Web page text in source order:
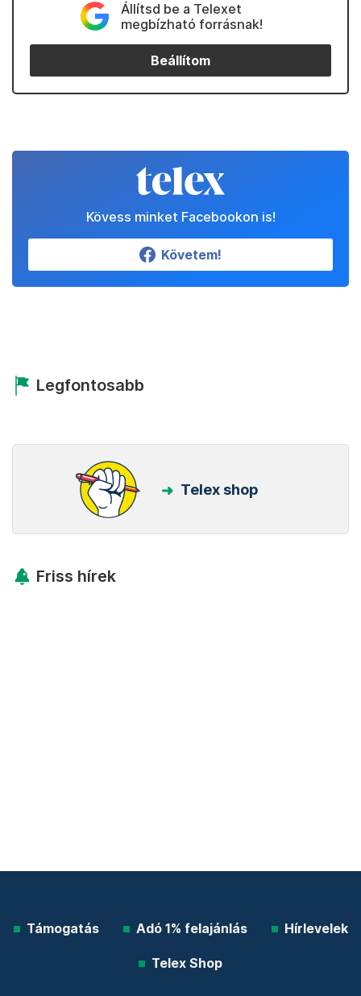
Állítsd be a Telexet
megbízható forrásnak!
Beállítom
Kövess minket Facebookon is!
Követem!
Legfontosabb
Telex shop
Friss hírek
Támogatás Adó 1% felajánlás Hírlevelek
Telex Shop